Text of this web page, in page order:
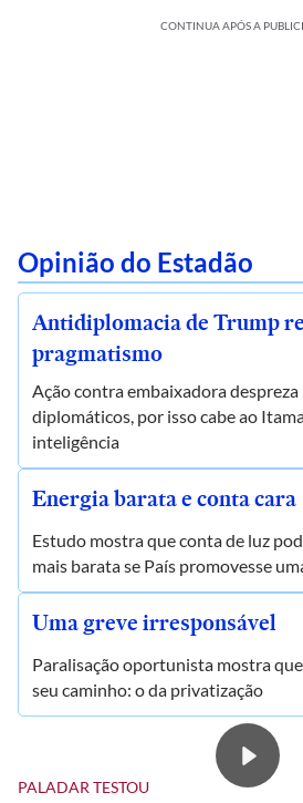
CONTINUA APÓS A
Opinião do Estadão
Antidiplomacia de Trump
pragmatismo
Ação contra embaixadora despreza
diplomáticos, por isso cabe ao
inteligência
Energia barata e conta cara
Estudo mostra que conta de luz
mais barata se País promovesse
Uma greve irresponsável
Paralisação oportunista mostra
seu caminho: o da privatização
PALADAR TESTOU